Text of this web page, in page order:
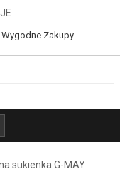
Wygodne Zakupy
sukienka G-MAY